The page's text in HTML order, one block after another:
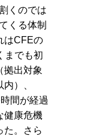
くのでは
くる体制
はCFEの
までも初
拠出対象
）、
間が経過
健康危機
た。さら